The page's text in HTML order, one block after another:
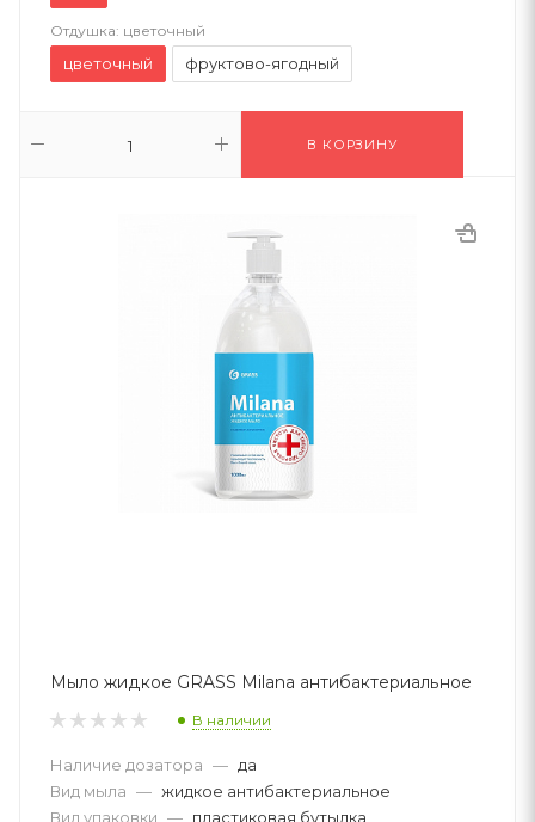
Отдушка: цветочный
цветочный фруктово-ягодный
В КОРЗИНУ
Мыло жидкое GRASS Milana антибактериальное
В наличии
Наличие дозатора — да
Вид мыла — жидкое антибактериальное
Вид упаковки — пластиковая бутылка